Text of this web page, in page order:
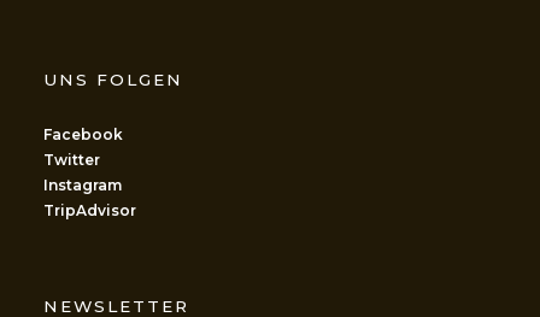
UNS FOLGEN
Facebook
Twitter
Instagram
TripAdvisor
NEWSLETTER